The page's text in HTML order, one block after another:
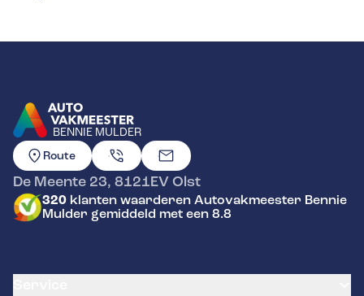
BENNIE MULDER
GA NAAR DE HOMEPAGINA
Route
De Meente 23, 8121EVOlst
320 klanten waarderen Autovakmeester Bennie
Mulder gemiddeld met een 8.8